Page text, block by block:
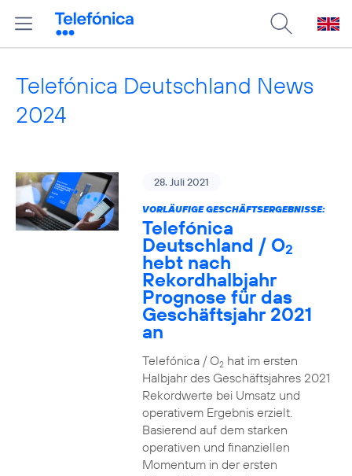
Telefónica Deutschland News
2024
28. Juli 2021
VORLÄUFIGE GESCHÄFTSERGEBNISSE:
Telefónica
Deutschland / O2
hebt nach
Rekordhalbjahr
Prognose für das
Geschäftsjahr 2021
an
Telefónica / O2hat im ersten
Halbjahr des Geschäftsjahres 2021
Rekordwerte bei Umsatz und
operativem Ergebnis erzielt.
Basierend auf dem starken
operativen und finanziellen
Momentum in der ersten